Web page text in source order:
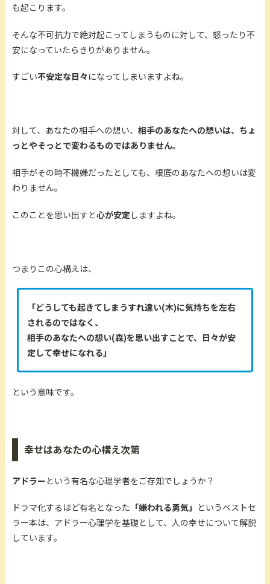
も起こります。
そんな不可抗力で絶対起こってしまうものに対して、怒ったり不
安になっていたらきりがありません。
すごい不安定な日々 になってしまいますよね。
対して、あなたの相手への想い、 相手のあなたへの想いは、ちょ
っとやそっとで変わるものではありません。
相手がその時不機嫌だったとしても、根底のあなたへの想いは変
わりません。
このことを思い出すと心が安定 しますよね。
つまりこの心構えは、
「どうしても起きてしまうすれ違い(木)に気持ちを左右
されるのではなく、
相手のあなたへの想い(森)を思い出すことで、日々が安
定して幸せになれる」
という意味です。
幸せはあなたの心構え次第
アドラーという有名な心理学者をご存知でしょうか？
ドラマ化するほど有名となった 「嫌われる勇気」 というベストセ
ラー本は、アドラー心理学を基礎として、人の幸せについて解説
しています。